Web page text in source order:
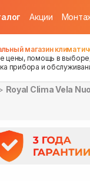
Акции
магазин
цены, помощь в
прибора и
Royal Clima Vela